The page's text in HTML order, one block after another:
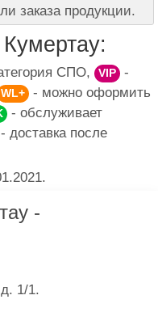
заказа продукции.
СПО, VIP
-
WL+
- можно оформить
- обслуживает
- доставка после
-
1/1.